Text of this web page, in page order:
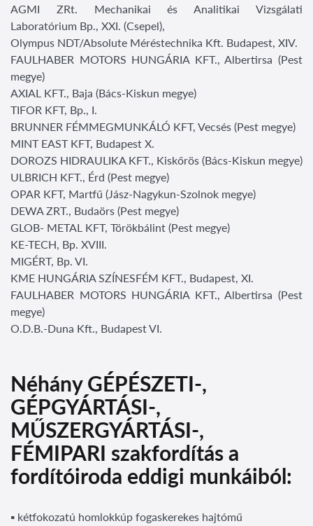
AGMI ZRt. Mechanikai és Analitikai Vizsgálati
Laboratórium Bp., XXI. (Csepel),
Olympus NDT/Absolute Méréstechnika Kft. Budapest, XIV.
FAULHABER MOTORS HUNGÁRIA KFT., Albertirsa (Pest
megye)
AXIAL KFT., Baja (Bács-Kiskun megye)
TIFOR KFT, Bp., I.
BRUNNER FÉMMEGMUNKÁLÓ KFT, Vecsés (Pest megye)
MINT EAST KFT, Budapest X.
DOROZS HIDRAULIKA KFT., Kiskőrös (Bács-Kiskun megye)
ULBRICH KFT., Érd (Pest megye)
OPAR KFT, Martfű (Jász-Nagykun-Szolnok megye)
DEWA ZRT., Budaörs (Pest megye)
GLOB- METAL KFT, Törökbálint (Pest megye)
KE-TECH, Bp. XVIII.
MIGÉRT, Bp. VI.
KME HUNGÁRIA SZÍNESFÉM KFT., Budapest, XI.
FAULHABER MOTORS HUNGÁRIA KFT., Albertirsa (Pest
megye)
O.D.B.-Duna Kft., Budapest VI.
Néhány GÉPÉSZETI-,
GÉPGYÁRTÁSI-,
MŰSZERGYÁRTÁSI-,
FÉMIPARI szakfordítás a
fordítóiroda eddigi munkáiból:
▪ kétfokozatú homlokkúp fogaskerekes hajtómű